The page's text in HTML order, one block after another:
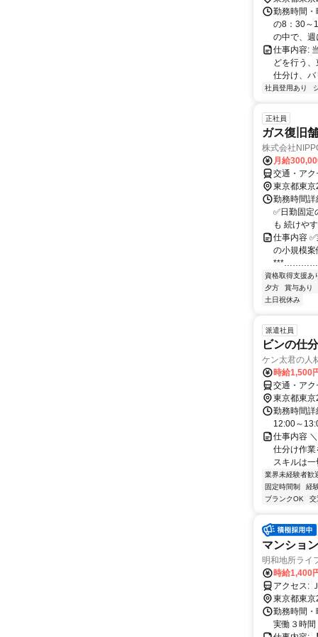
OK！
勤務時間
の8：30～
の中で、週
仕事内容:
どを行う
仕分け、
社員登用あり
正社員
ガス復旧
株式会社
月給
交通・ア
東京都東
勤務時間
✅日勤固定
も 続けや
仕事内容
の小規模案
資格取得支援あ
夕方
賞与あり
土日祝休み
派遣社員
ビンの仕
ケン太君の人
時給1,500
交通・ア
東京都東
勤務時間
12:00～
仕事内容
仕分け作
スキルは
業界未経験者歓
固定時間制
経
ブランクOK
交
マンショ
明和地所ライ
時給1,400
東京都東
勤務時間
実働３時